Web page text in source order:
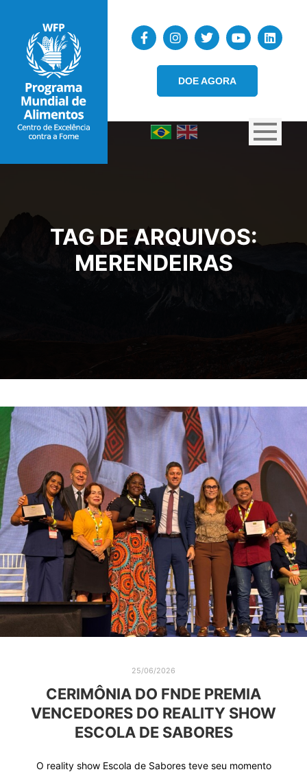
DOE AGORA
TAG DE ARQUIVOS:
MERENDEIRAS
25/06/2026
CERIMÔNIA DO FNDE PREMIA
VENCEDORES DO REALITY SHOW
ESCOLA DE SABORES
O reality show Escola de Sabores teve seu momento